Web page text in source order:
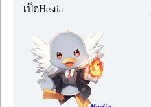
เป็ดHestia